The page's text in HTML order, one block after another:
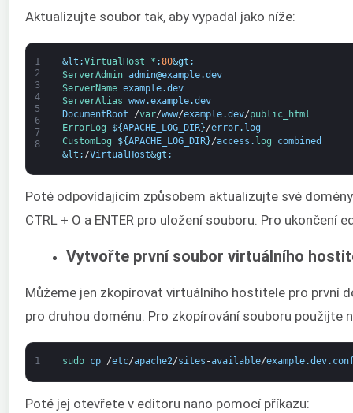
Aktualizujte soubor tak, aby vypadal jako níže:
1
2
3
4
5
6
7
8
&lt;VirtualHost * :80&gt;
ServerAdmin admin@example.dev
ServerName example.dev
ServerAlias www.example.dev
DocumentRoot
/var/www/example.dev/public_html
ErrorLog
${APACHE_LOG_DIR}/error. log
CustomLog
${APACHE_LOG_DIR}/access . log
combined
&lt; /VirtualHost&gt;
Poté odpovídajícím způsobem aktualizujte své
CTRL + O a ENTER pro uložení souboru. Pro ukončení
Vytvořte první soubor virtuálního
Můžeme jen zkopírovat virtuálního hostitele pro první
pro druhou doménu. Pro zkopírování souboru použijte
1 sudo cp /etc/apache2/sites -available/example.dev.
Poté jej otevřete v editoru nano pomocí příkazu: